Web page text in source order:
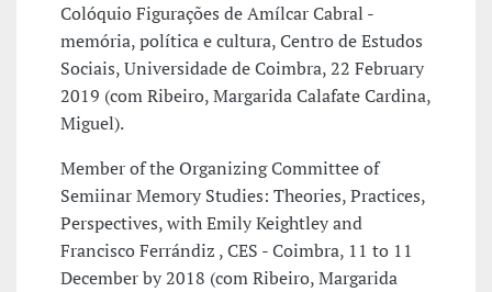
Colóquio Figurações de Amílcar Cabral -
memória, política e cultura, Centro de Estudos
Sociais, Universidade de Coimbra, 22 February
2019 (com Ribeiro, Margarida Calafate Cardina,
Miguel).
Member of the Organizing Committee of
Semiinar Memory Studies: Theories, Practices,
Perspectives, with Emily Keightley and
Francisco Ferrándiz , CES - Coimbra, 11 to 11
December by 2018 (com Ribeiro, Margarida